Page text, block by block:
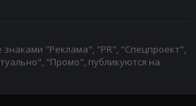
"Реклама", "PR", "Спецпроект",
"Промо", публикуются на